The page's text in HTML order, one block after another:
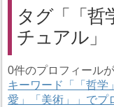
タグ
「
チュアル」
0件のプロフィール
キーワード「「哲学
愛」「美術」」でプ